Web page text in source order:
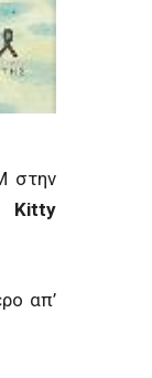
στην
Kitty
απ’